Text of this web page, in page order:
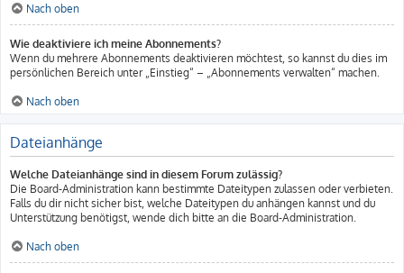
Nach oben
Wie deaktiviere ich meine Abonnements?
Wenn du mehrere Abonnements deaktivieren möchtest, so kannst du dies im
persönlichen Bereich unter „Einstieg“ – „Abonnements verwalten“ machen.
Nach oben
Dateianhänge
Welche Dateianhänge sind in diesem Forum zulässig?
Die Board-Administration kann bestimmte Dateitypen zulassen oder verbieten.
Falls du dir nicht sicher bist, welche Dateitypen du anhängen kannst und du
Unterstützung benötigst, wende dich bitte an die Board-Administration.
Nach oben